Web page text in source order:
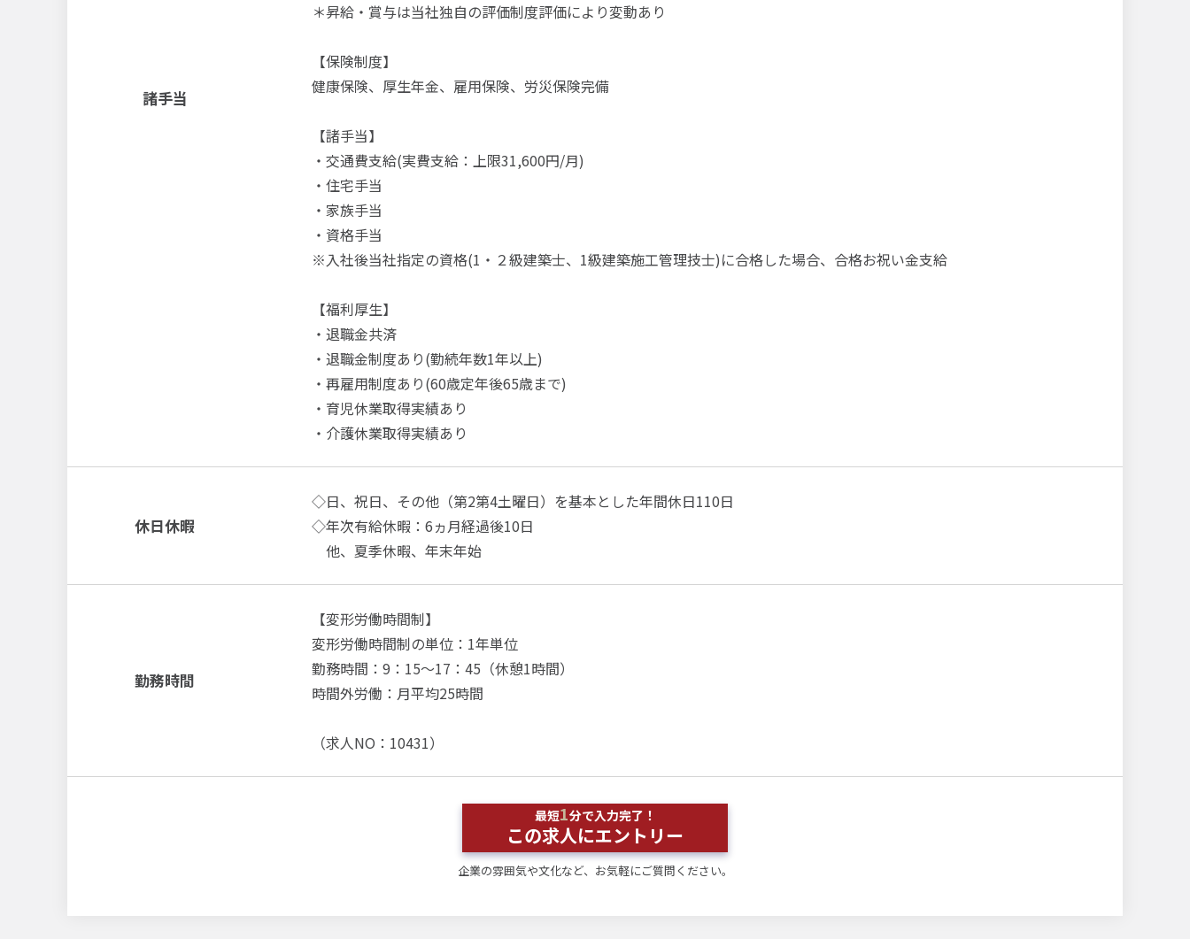
諸手当
＊昇給・賞与は当社独自の評価制度評価により変動あり
【保険制度】
健康保険、厚生年金、雇用保険、労災保険完備
【諸手当】
・交通費支給(実費支給：上限31,600円/月)
・住宅手当
・家族手当
・資格手当
※入社後当社指定の資格(1・２級建築士、1級建築施工管理技士)に合格した場合、合格お祝い金支給
【福利厚生】
・退職金共済
・退職金制度あり(勤続年数1年以上)
・再雇用制度あり(60歳定年後65歳まで)
・育児休業取得実績あり
・介護休業取得実績あり
休日休暇
◇日、祝日、その他（第2第4土曜日）を基本とした年間休日110日
◇年次有給休暇：6ヵ月経過後10日
他、夏季休暇、年末年始
勤務時間
【変形労働時間制】
変形労働時間制の単位：1年単位
勤務時間：9：15～17：45（休憩1時間）
時間外労働：月平均25時間
（求人NO：10431）
最短1分で入力完了！
この求人にエントリー
企業の雰囲気や文化など、お気軽にご質問ください。